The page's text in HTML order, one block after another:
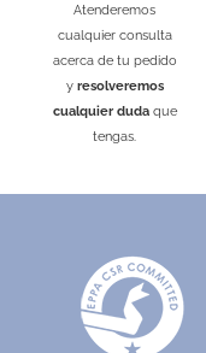
Atenderemos
cualquier consulta
acerca de tu pedido
y resolveremos
cualquier dudaque
tengas.